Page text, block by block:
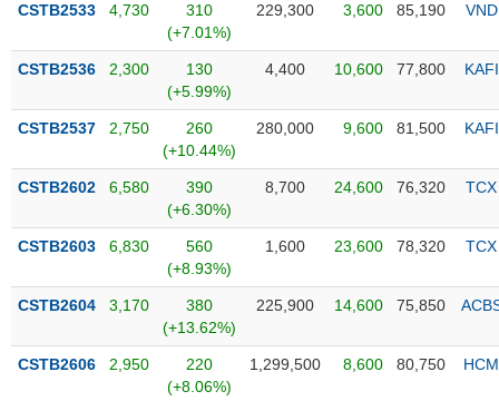
thái
phiếu
mô
thị
Niêm
Niêm
mới
CSTB2533 4,730
310
(+7.01%)
229,300 3,600 85,190 VND
CSTB2536 2,300
130
(+5.99%)
4,400 10,600 77,800 KAFI
CSTB2537 2,750
260
(+10.44%)
280,000 9,600 81,500 KAFI
CSTB2602 6,580
390
(+6.30%)
8,700 24,600 76,320 TCX
CSTB2603 6,830
560
(+8.93%)
1,600 23,600 78,320 TCX
CSTB2604 3,170
380
(+13.62%)
225,900 14,600 75,850
CSTB2606 2,950
220
(+8.06%)
1,299,500 8,600 80,750 HCM
NGÀNH
DOANH
NGHIỆP
PHIẾU
PHÁI